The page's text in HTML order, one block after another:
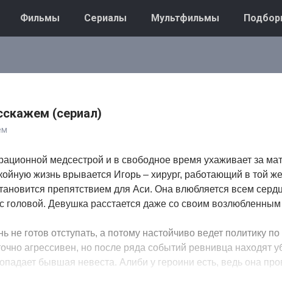
Фильмы Сериалы Мультфильмы
(сериал)
медсестрой и в свободное время ухаживает за
жизнь врывается Игорь – хирург, работающий в той
препятствием для Аси. Она влюбляется всем
головой. Девушка расстается даже со своим
не готов отступать, а потому настойчиво ведет политику
агрессивен, но после ряда событий ревнивца находят
бывшая невеста. Алиби у героини есть, ведь она